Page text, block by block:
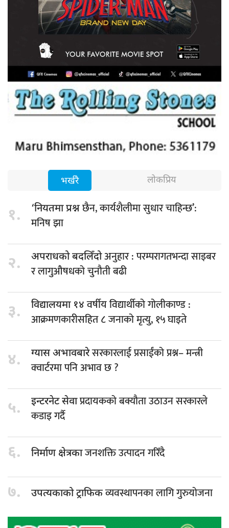
भर्खरै लोकप्रिय
१. ‘नियतमा प्रश्नछैन, कार्यशैलीमा सुधार चाहिन्छ’:
मनिष झा
२. अपराधको बदलिँदोअनुहार : परम्परागतभन्दा साइबर
र लागुऔषधको चुनौती बढी
३. विद्यालयमा १४वर्षीय विद्यार्थीको गोलीकाण्ड :
आक्रमणकारीसहित ८ जनाको मृत्यु, १५ घाइते
४. ग्यास अभावबारेसरकारलाई प्रसाईंको प्रश्न– मन्त्री
क्वार्टरमा पनि अभाव छ ?
५. इन्टरनेट सेवाप्रदायकको बक्यौता उठाउन सरकारले
कडाइ गर्दै
६. निर्माण क्षेत्रकाजनशक्ति उत्पादन गरिँदै
७. उपत्यकाको ट्राफिकव्यवस्थापनका लागि गुरुयोजना